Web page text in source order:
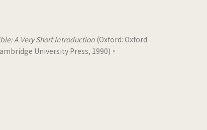
A Very Short Introduction(Oxford: Oxford
University Press, 1990)。